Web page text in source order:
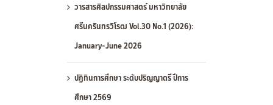
วารสารศิลปกรรมศาสตร์ มหาวิทยาลัย
ศรีนครินทรวิโรฒ Vol.30 No.1 (2026):
January-June 2026
ปฏิทินการศึกษา ระดับปริญญาตรี ปีการ
ศึกษา 2569